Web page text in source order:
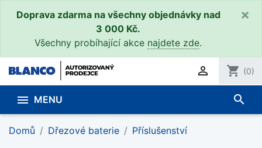
Doprava zdarma na všechny objednávky nad
3 000 Kč.
Všechny probíhající akce najdete zde.
×
 shopping_cart (0)
 MENU search
Domů Dřezové baterie Příslušenství